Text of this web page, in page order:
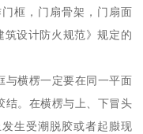
框，门扇骨架，门扇面
筑设计防火规范》规定的
与横楞一定要在同一平面
结。在横楞与上、下冒头
生受潮脱胶或者起臌现